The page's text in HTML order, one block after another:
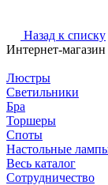
Назад к списку
Интернет-магазин
Люстры
Светильники
Бра
Торшеры
Споты
Настольные
Весь каталог
Сотрудничество